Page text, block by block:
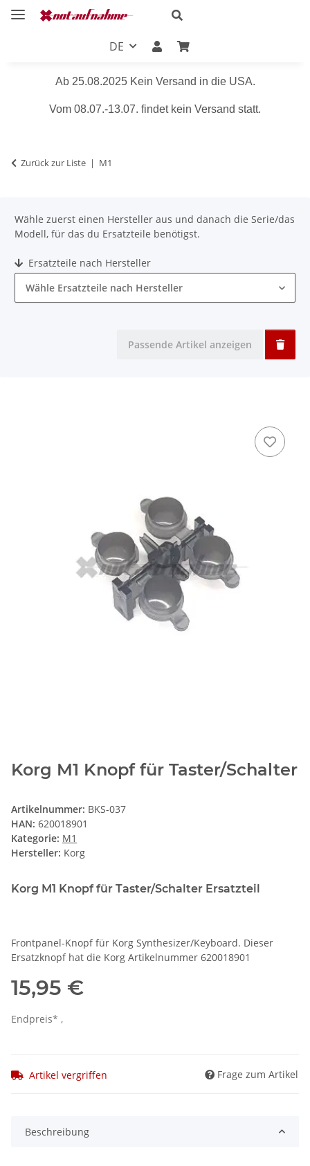
DE
Ab 25.08.2025 Kein Versand in die USA.
Vom 08.07.-13.07. findet kein Versand statt.
Zurück zur Liste M1
Wähle zuerst einen Hersteller aus und danach die Serie/das
Modell, für das du Ersatzteile benötigst.
Ersatzteile nach Hersteller
Wähle Ersatzteile nach Hersteller
Passende Artikel anzeigen
Korg M1 Knopf für Taster/Schalter
Artikelnummer: BKS-037
HAN: 620018901
Kategorie: M1
Hersteller: Korg
Korg M1 Knopf für Taster/Schalter Ersatzteil
Frontpanel-Knopf für Korg Synthesizer/Keyboard. Dieser
Ersatzknopf hat die Korg Artikelnummer 620018901
15,95 €
Endpreis* ,
Artikel vergriffen Frage zum Artikel
Beschreibung